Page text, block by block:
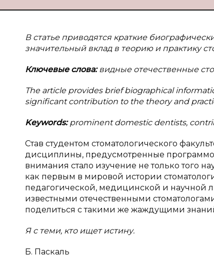
В статье приводятся краткие
значительный вклад в теорию и практику
Ключевые слова:видные отечественные
The article provides brief biographical
significant contribution to the theory and
Keywords:prominent domestic dentists,
Став студентом стоматологического
дисциплины, предусмотренные
внимания стало изучение не только того
как первым в мировой истории
педагогической, медицинской и научной
известными отечественными
поделиться с такими же жаждущими
Я с теми, кто ищет истину.
Б. Паскаль